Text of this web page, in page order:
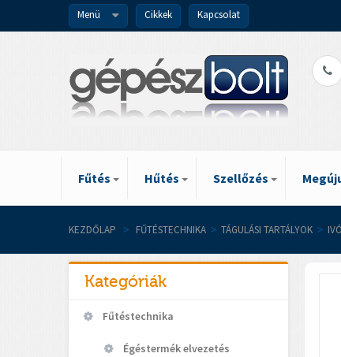
Menü Cikkek Kapcsolat
Fűtés Hűtés Szellőzés
KEZDŐLAP > FŰTÉSTECHNIKA > TÁGULÁSI TARTÁLYOK >
Kategóriák
Fűtéstechnika
Égéstermék elvezetés